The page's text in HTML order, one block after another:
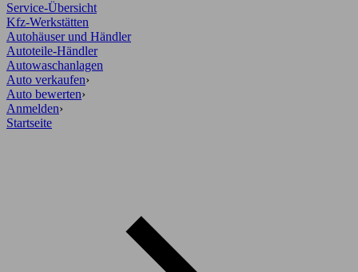
Service-Übersicht
Kfz-Werkstätten
Autohäuser und Händler
Autoteile-Händler
Autowaschanlagen
Auto verkaufen›
Auto bewerten›
Anmelden›
Startseite